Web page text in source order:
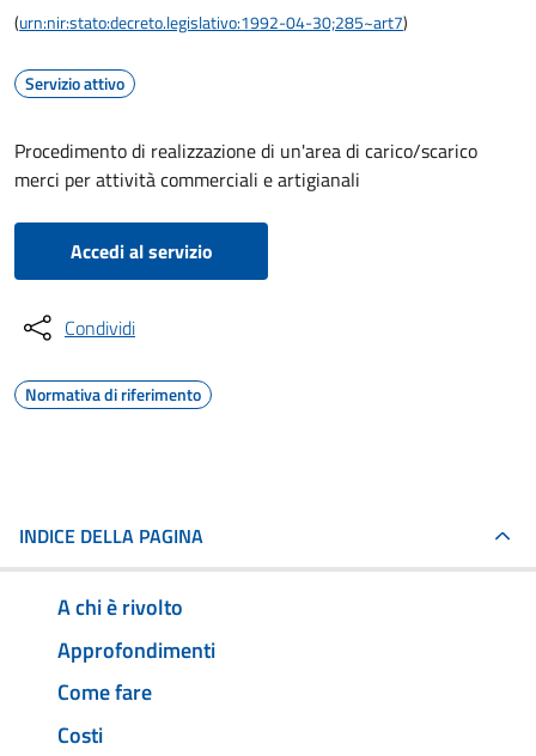
(urn:nir:stato:decreto.legislativo:1992-04-30;285~art7)
Servizio attivo
Procedimento di realizzazione di un'area di carico/scarico
merci per attività commerciali e artigianali
Accedi al servizio
Condividi
Normativa di riferimento
INDICE DELLA PAGINA
A chi è rivolto
Approfondimenti
Come fare
Costi